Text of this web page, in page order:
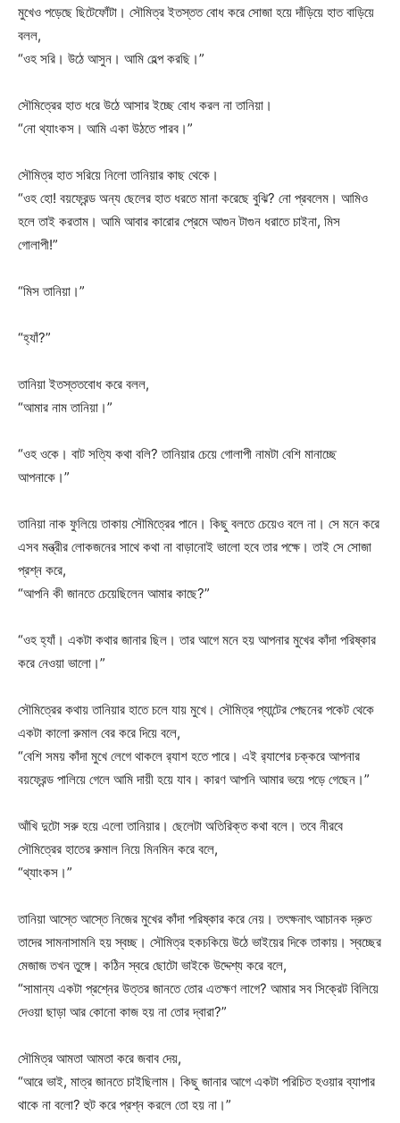
মুখেও পড়েছে ছিটেফোঁটা। সৌমিত্র ইতস্তত বোধ করে সোজা হয়ে দাঁড়িয়ে হাত বাড়িয়ে
বলল,
“ওহ সরি। উঠে আসুন। আমি হেল্প করছি।”
সৌমিত্রের হাত ধরে উঠে আসার ইচ্ছে বোধ করল না তানিয়া।
“নো থ্যাংকস। আমি একা উঠতে পারব।”
সৌমিত্র হাত সরিয়ে নিলো তানিয়ার কাছ থেকে।
“ওহ হো! বয়ফ্রেন্ড অন্য ছেলের হাত ধরতে মানা করেছে বুঝি? নো প্রবলেম। আমিও
হলে তাই করতাম। আমি আবার কারোর প্রেমে আগুন টাগুন ধরাতে চাইনা, মিস
গোলাপী!”
“মিস তানিয়া।”
“হ্যাঁ?”
তানিয়া ইতস্ততবোধ করে বলল,
“আমার নাম তানিয়া।”
“ওহ ওকে। বাট সত্যি কথা বলি? তানিয়ার চেয়ে গোলাপী নামটা বেশি মানাচ্ছে
আপনাকে।”
তানিয়া নাক ফুলিয়ে তাকায় সৌমিত্রের পানে। কিছু বলতে চেয়েও বলে না। সে মনে করে
এসব মন্ত্রীর লোকজনের সাথে কথা না বাড়ানোই ভালো হবে তার পক্ষে। তাই সে সোজা
প্রশ্ন করে,
“আপনি কী জানতে চেয়েছিলেন আমার কাছে?”
“ওহ হ্যাঁ। একটা কথার জানার ছিল। তার আগে মনে হয় আপনার মুখের কাঁদা পরিষ্কার
করে নেওয়া ভালো।”
সৌমিত্রের কথায় তানিয়ার হাতে চলে যায় মুখে। সৌমিত্র প্যান্টের পেছনের পকেট থেকে
একটা কালো রুমাল বের করে দিয়ে বলে,
“বেশি সময় কাঁদা মুখে লেগে থাকলে র‌্যাশ হতে পারে। এই র‌্যাশের চক্করে আপনার
বয়ফ্রেন্ড পালিয়ে গেলে আমি দায়ী হয়ে যাব। কারণ আপনি আমার ভয়ে পড়ে গেছেন।”
আঁখি দুটো সরু হয়ে এলো তানিয়ার। ছেলেটা অতিরিক্ত কথা বলে। তবে নীরবে
সৌমিত্রের হাতের রুমাল নিয়ে মিনমিন করে বলে,
“থ্যাংকস।”
তানিয়া আস্তে আস্তে নিজের মুখের কাঁদা পরিষ্কার করে নেয়। তৎক্ষনাৎ আচানক দ্রুত
তাদের সামনাসামনি হয় স্বচ্ছ। সৌমিত্র হকচকিয়ে উঠে ভাইয়ের দিকে তাকায়। স্বচ্ছের
মেজাজ তখন তুঙ্গে। কঠিন স্বরে ছোটো ভাইকে উদ্দেশ্য করে বলে,
“সামান্য একটা প্রশ্নের উত্তর জানতে তোর এতক্ষণ লাগে? আমার সব সিক্রেট বিলিয়ে
দেওয়া ছাড়া আর কোনো কাজ হয় না তোর দ্বারা?”
সৌমিত্র আমতা আমতা করে জবাব দেয়,
“আরে ভাই, মাত্র জানতে চাইছিলাম। কিছু জানার আগে একটা পরিচিত হওয়ার ব্যাপার
থাকে না বলো? হুট করে প্রশ্ন করলে তো হয় না।”